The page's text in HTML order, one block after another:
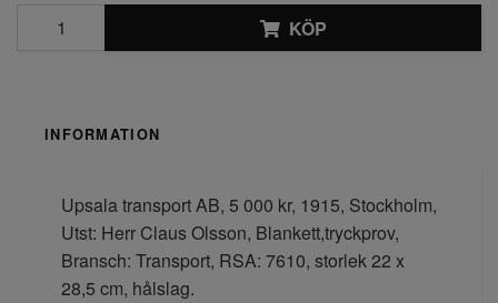
KÖP
INFORMATION
Upsala transport AB, 5 000 kr, 1915, Stockholm,
Utst: Herr Claus Olsson, Blankett,tryckprov,
Bransch: Transport, RSA: 7610, storlek 22 x
28,5 cm, hålslag.